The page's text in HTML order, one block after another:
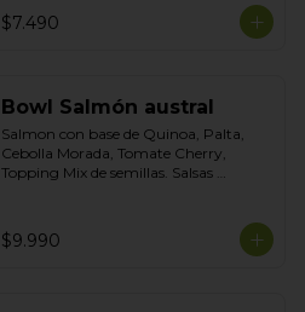
$7.490
Bowl Salmón austral
Salmon con base de Quinoa, Palta,
Cebolla Morada, Tomate Cherry,
Topping Mix de semillas. Salsas
$9.990